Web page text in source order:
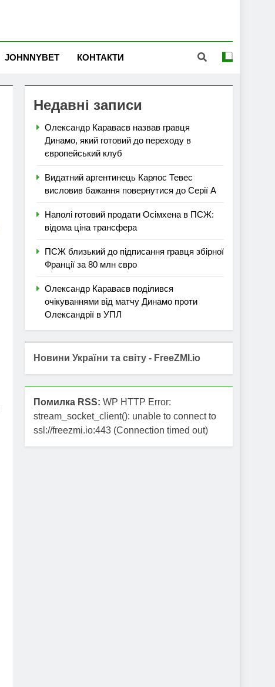
JOHNNYBET КОНТАКТИ
Недавні записи
Олександр Караваєв назвав гравця
Динамо, який готовий до переходу в
європейський клуб
Видатний аргентинець Карлос Тевес
висловив бажання повернутися до Серії А
Наполі готовий продати Осімхена в ПСЖ:
відома ціна трансфера
ПСЖ близький до підписання гравця збірної
Франції за 80 млн євро
Олександр Караваєв поділився
очікуваннями від матчу Динамо проти
Олександрії в УПЛ
Новини України та світу - FreeZMI.io
Помилка RSS: WP HTTP Error:
stream_socket_client(): unable to connect to
ssl://freezmi.io:443 (Connection timed out)